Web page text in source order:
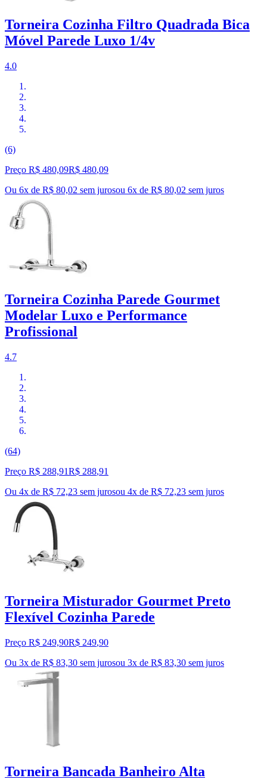
Torneira Cozinha Filtro Quadrada Bica
Móvel Parede Luxo 1/4v
4.0
(6)
Preço R$ 480,09R$ 480,09
Ou 6x de R$ 80,02 sem jurosou 6x de R$ 80,02 sem juros
Torneira Cozinha Parede Gourmet
Modelar Luxo e Performance
Profissional
4.7
(64)
Preço R$ 288,91R$ 288,91
Ou 4x de R$ 72,23 sem jurosou 4x de R$ 72,23 sem juros
Torneira Misturador Gourmet Preto
Flexível Cozinha Parede
Preço R$ 249,90R$ 249,90
Ou 3x de R$ 83,30 sem jurosou 3x de R$ 83,30 sem juros
Torneira Bancada Banheiro Alta